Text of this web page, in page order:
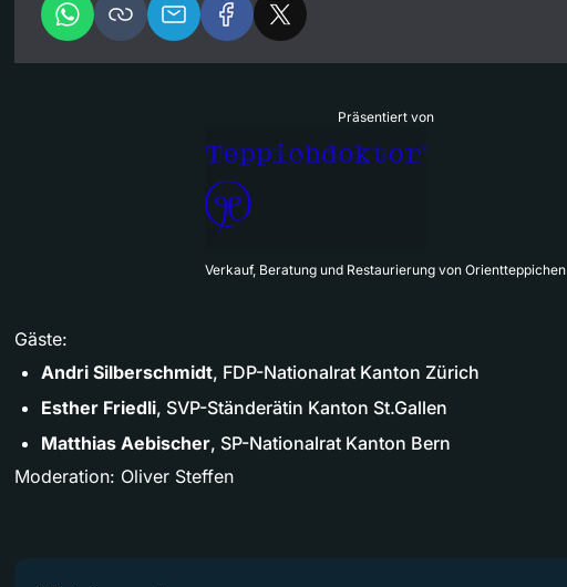
Präsentiert von
Verkauf, Beratung und Restaurierung von Orientteppichen
Gäste:
Andri Silberschmidt, FDP-Nationalrat Kanton Zürich
Esther Friedli, SVP-Ständerätin Kanton St.Gallen
Matthias Aebischer, SP-Nationalrat Kanton Bern
Moderation: Oliver Steffen